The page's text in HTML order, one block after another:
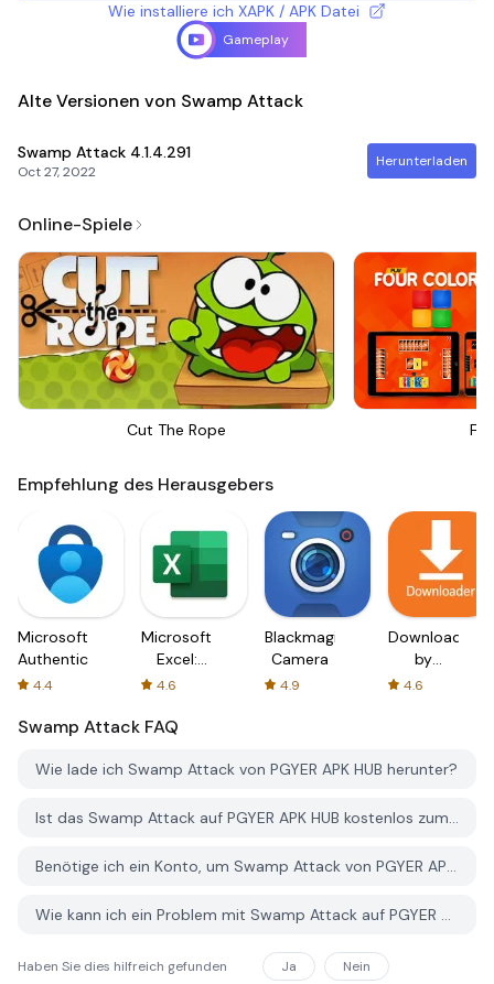
Wie installiere ich XAPK / APK Datei
Gameplay
Alte Versionen von Swamp Attack
Swamp Attack 4.1.4.291
Oct 27, 2022
Herunterladen
Online-Spiele
Cut The Rope
Empfehlung des Herausgebers
Microsoft
Authenticator
4.4
Microsoft
Excel:
Spreadsheets
4.6
Blackmagic
Camera
4.9
Downloader
by
AFTVnews
4.6
Swamp Attack FAQ
Wie lade ich Swamp Attack von PGYER APK HUB herunter?
Ist das Swamp Attack auf PGYER APK HUB kostenlos zum Download?
Benötige ich ein Konto, um Swamp Attack von PGYER APK HUB herunterzuladen?
Wie kann ich ein Problem mit Swamp Attack auf PGYER APK HUB melden?
Haben Sie dies hilfreich gefunden Ja Nein